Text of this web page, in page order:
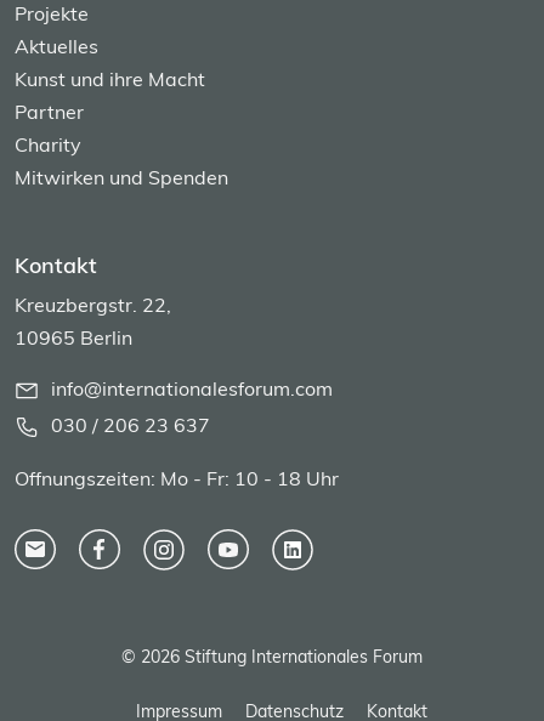
Projekte
Aktuelles
Kunst und ihre Macht
Partner
Charity
Mitwirken und Spenden
Kontakt
Kreuzbergstr. 22,
10965 Berlin
info@internationalesforum.com
030 / 206 23 637
Offnungszeiten: Mo - Fr: 10 - 18 Uhr
© 2026 Stiftung Internationales Forum
Impressum Datenschutz Kontakt